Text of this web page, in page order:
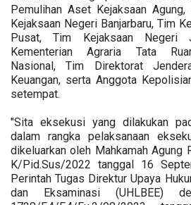
Pemulihan Aset Kejaksaan
Kejaksaan Negeri Banjarbaru, Tim
Pusat, Tim Kejaksaan Negeri
Kementerian Agraria Tata
Nasional, Tim Direktorat
Keuangan, serta Anggota
setempat.
"Sita eksekusi yang dilakukan
dalam rangka pelaksanaan
dikeluarkan oleh Mahkamah Agung
K/Pid.Sus/2022 tanggal 16
Perintah Tugas Direktur Upaya
dan Eksaminasi (UHLBEE)